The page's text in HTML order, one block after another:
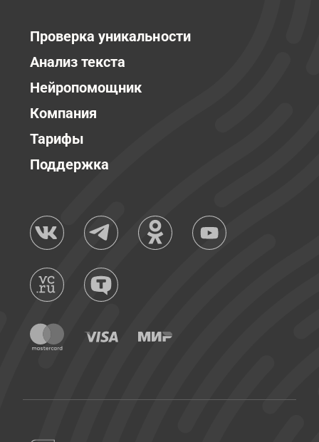
Проверка уникальности
Анализ текста
Нейропомощник
Компания
Тарифы
Поддержка